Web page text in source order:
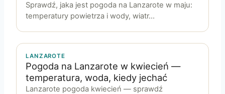
Sprawdź, jaka jest pogoda na Lanzarote w maju:
temperatury powietrza i wody, wiatr…
LANZAROTE
Pogoda na Lanzarote w kwiecień —
temperatura, woda, kiedy jechać
Lanzarote pogoda kwiecień — sprawdź